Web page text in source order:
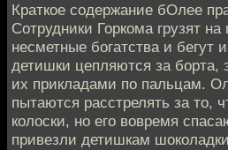
Краткое содержание бОлее
Сотрудники Горкома грузят на
несметные богатства и бегут
детишки цепляются за борта,
их прикладами по пальцам.
пытаются расстрелять за то,
колоски, но его вовремя
привезли детишкам